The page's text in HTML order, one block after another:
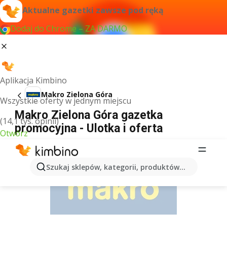
Aktualne gazetki zawsze pod ręką
Dodaj do Chrome – ZA DARMO
Aplikacja Kimbino
Wszystkie oferty w jednym miejscu
(14,1 tys. opinii)
Otwórz
Szukaj sklepów, kategorii, produktów...
Makro Zielona Góra
Makro Zielona Góra gazetka
promocyjna - Ulotka i oferta